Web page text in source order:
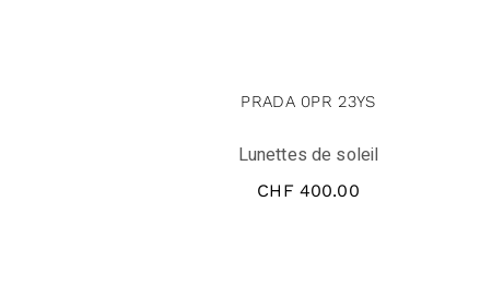
PRADA 0PR 23YS
Lunettes de soleil
CHF 400.00